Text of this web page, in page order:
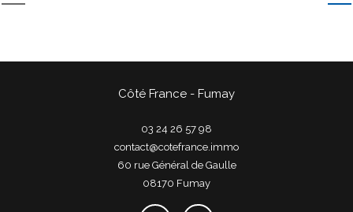
Côté France - Fumay
03 24 26 57 98
contact@cotefrance.immo
60 rue Général de Gaulle
08170
fumay